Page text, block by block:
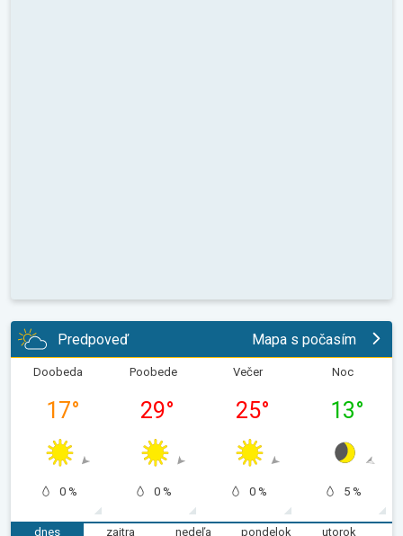
Predpoveď Mapa s počasím
Doobeda
17°
0 %
Poobede
29°
0 %
Večer
25°
0 %
Noc
13°
5 %
dnes
zajtra
nedeľa
pondelok
utorok